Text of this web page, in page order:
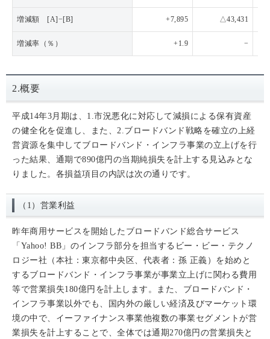
増減額 [A]−[B] +7,895 △43,431
増減率（％） +1.9 −
2.概要
平成14年3月期は、1.市況悪化に対応して減損による保有資産
の健全化を促進し、また、2.ブロードバンド戦略を確立の上経
営資源を集中してブロードバンド・インフラ事業の立上げを行
った結果、通期で890億円の当期純損失を計上する見込みとな
りました。各損益項目の内訳は次の通りです。
（1）営業利益
昨年商用サービスを開始したブロードバンド総合サービス
「Yahoo! BB」のインフラ部分を担当するビー・ビー・テクノ
ロジー社（本社：東京都中央区、代表者：孫 正義）を始めと
するブロードバンド・インフラ事業が事業立上げに関わる費用
等で営業損失180億円を計上します。また、ブロードバンド・
インフラ事業以外でも、国内外の厳しい経済及びマーケット環
境の中で、イーファイナンス事業他複数の事業セグメントが営
業損失を計上することで、全体では通期270億円の営業損失と